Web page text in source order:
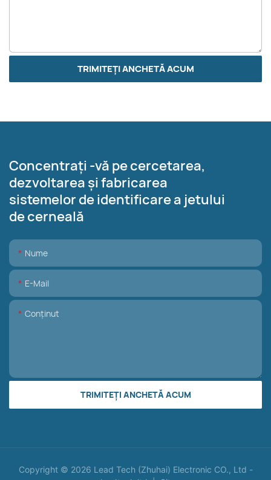
TRIMITEȚI ANCHETĂ ACUM
Concentrați -vă pe cercetarea,
dezvoltarea și fabricarea
sistemelor de identificare a jetului
de cerneală
Nume
E-Mail
Conţinut
TRIMITEȚI ANCHETĂ ACUM
Copyright © 2026 Lead Tech (Zhuhai) Electronic CO., Ltd -